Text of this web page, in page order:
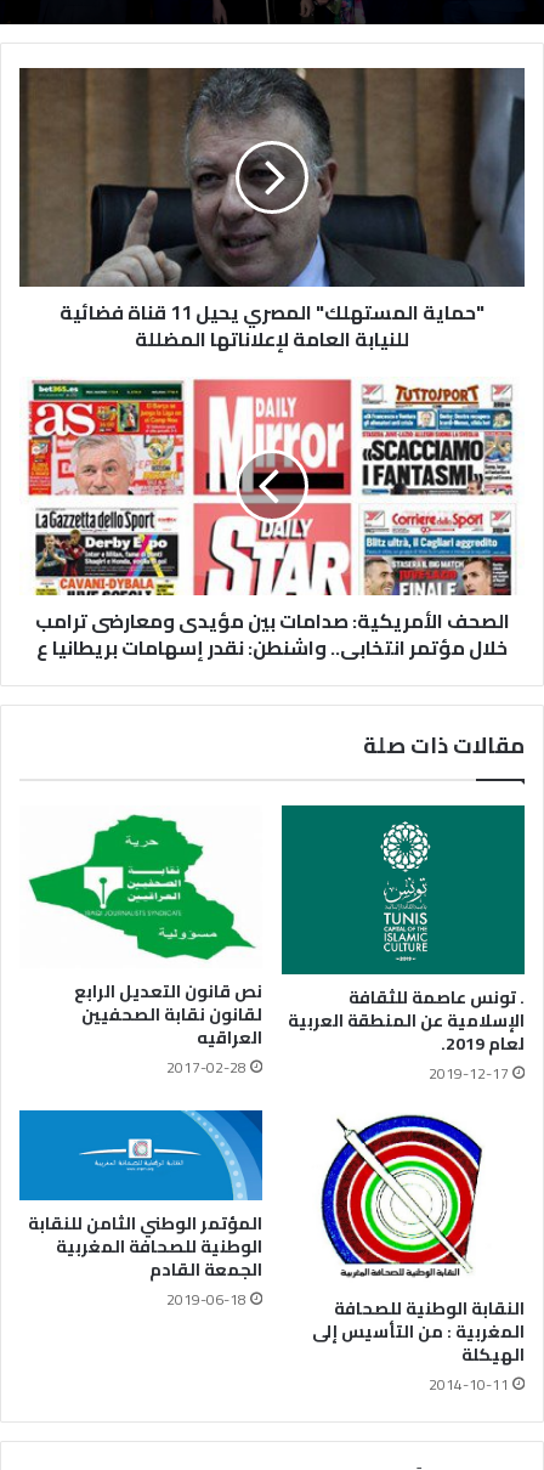
"حماية المستهلك" المصري يحيل 11 قناة فضائية
للنيابة العامة لإعلاناتها المضللة
الصحف الأمريكية: صدامات بين مؤيدى ومعارضى ترامب
خلال مؤتمر انتخابى.. واشنطن: نقدر إسهامات بريطانيا ع
مقالات ذات صلة
. تونس عاصمة للثقافة
الإسلامية عن المنطقة العربية
لعام 2019.
2019-12-17
نص قانون التعديل الرابع
لقانون نقابة الصحفيين
العراقيه
2017-02-28
النقابة الوطنية للصحافة
المغربية : من التأسيس إلى
الهيكلة
2014-10-11
المؤتمر الوطني الثامن للنقابة
الوطنية للصحافة المغربية
الجمعة القادم
2019-06-18